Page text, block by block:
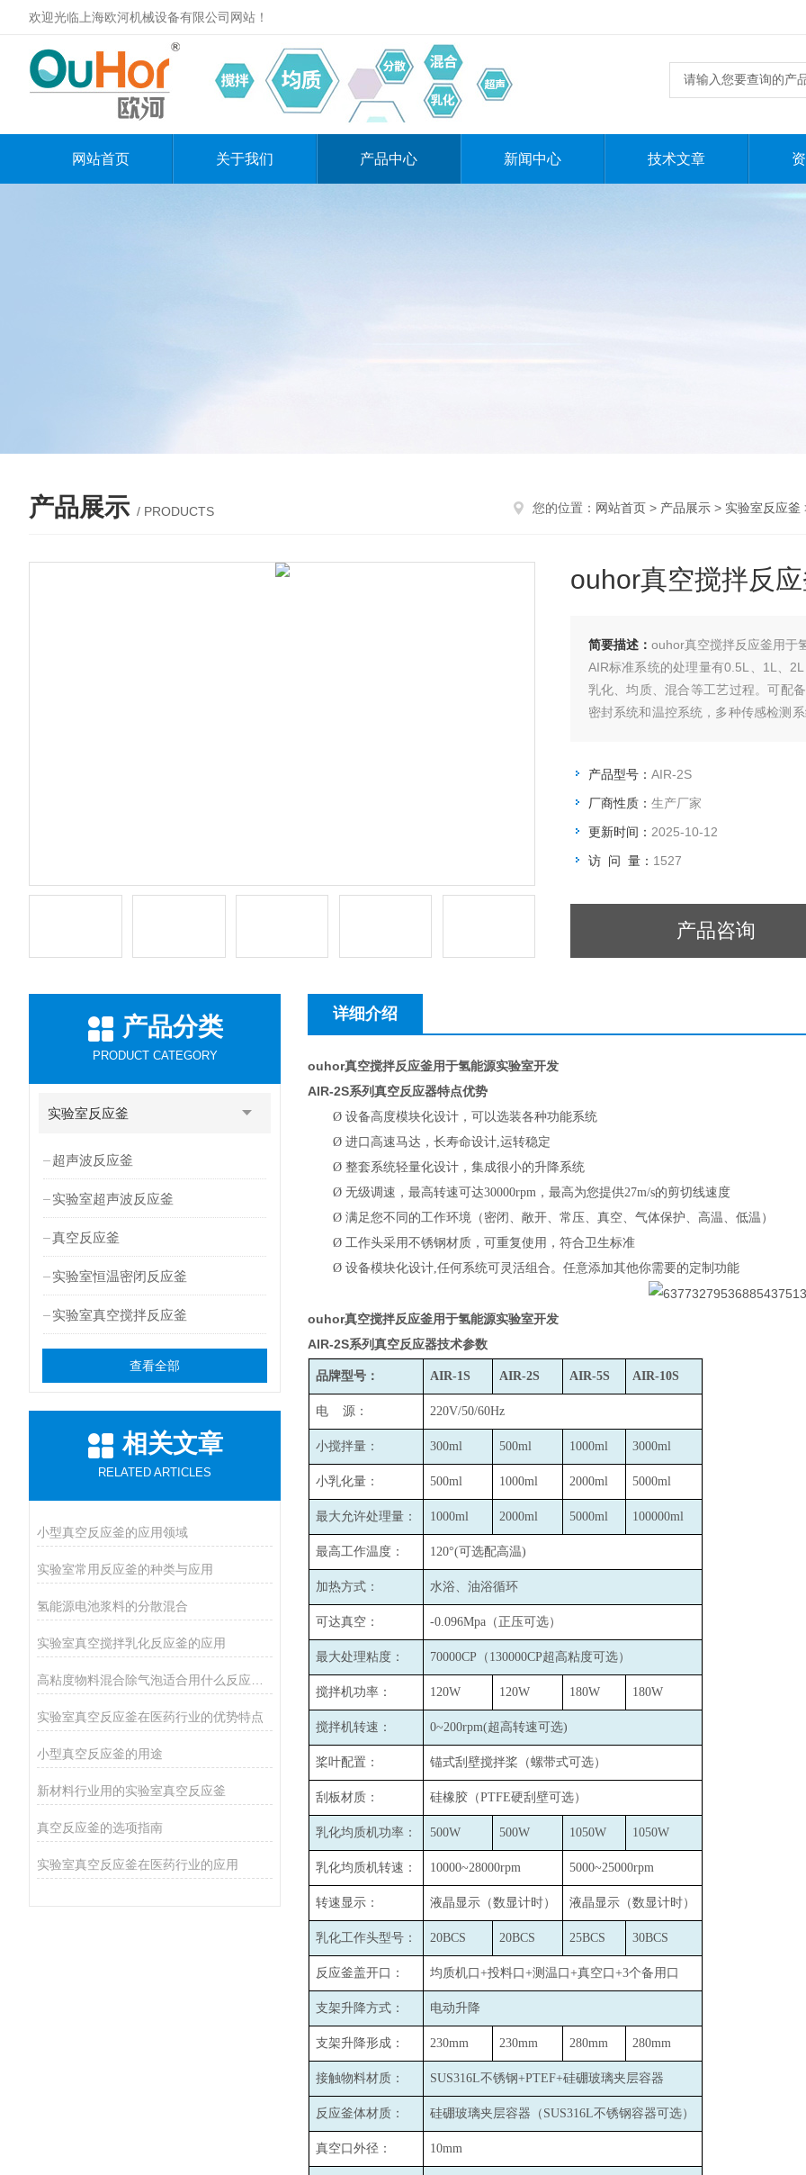
欢迎光临上海欧河机械设备有限公司网站！
网站首页 关于我们 产品中心 新闻中心 技术文章
产品展示 / PRODUCTS 您的位置： 网站首页 > 产品展示 > 实验室反应釜
ouhor真空搅拌反
简要描述： ouhor真空搅拌反应釜用于
AIR标准系统的处理量有0.5L、1L、
乳化、均质、混合等工艺过程。可配
密封系统和温控系统，多种传感检测
产品型号： AIR-2S
厂商性质： 生产厂家
更新时间： 2025-10-12
访 问 量： 1527
产品咨询
产品分类
PRODUCT CATEGORY
实验室反应釜
超声波反应釜
实验室超声波反应釜
真空反应釜
实验室恒温密闭反应釜
实验室真空搅拌反应釜
查看全部
相关文章
RELATED ARTICLES
小型真空反应釜的应用领域
实验室常用反应釜的种类与应用
氢能源电池浆料的分散混合
实验室真空搅拌乳化反应釜的应用
实验室真空反应釜在医药行业的优势特点
小型真空反应釜的用途
新材料行业用的实验室真空反应釜
真空反应釜的选项指南
实验室真空反应釜在医药行业的应用
详细介绍
ouhor真空搅拌反应釜用于氢能源实验室开发
AIR-2S系列真空反应器特点优势
Ø 设备高度模块化设计，可以选装各种功能系统
Ø 进口高速马达，长寿命设计,运转稳定
Ø 整套系统轻量化设计，集成很小的升降系统
Ø 无级调速，最高转速可达30000rpm，最高为您提供27m/s的剪切线速度
Ø 满足您不同的工作环境（密闭、敞开、常压、真空、气体保护、高温、低温）
Ø 工作头采用不锈钢材质，可重复使用，符合卫生标准
Ø 设备模块化设计,任何系统可灵活组合。任意添加其他你需要的定制功能
ouhor真空搅拌反应釜用于氢能源实验室开发
AIR-2S系列真空反应器技术参数
品牌型号： AIR-1S AIR-2S AIR-5S AIR-10S
电 源： 220V/50/60Hz
小搅拌量： 300ml 500ml 1000ml 3000ml
小乳化量： 500ml 1000ml 2000ml 5000ml
最大允许处理量： 1000ml 2000ml 5000ml 100000ml
最高工作温度： 120°(可选配高温)
加热方式： 水浴、油浴循环
可达真空： -0.096Mpa （正压可选）
最大处理粘度： 70000CP （130000CP超高粘度可选）
搅拌机功率： 120W 120W 180W 180W
搅拌机转速： 0~200rpm(超高转速可选)
桨叶配置： 锚式刮壁搅拌桨（螺带式可选）
刮板材质： 硅橡胶（PTFE硬刮壁可选）
乳化均质机功率： 500W 500W 1050W 1050W
乳化均质机转速： 10000~28000rpm 5000~25000rpm
转速显示： 液晶显示（数显计时） 液晶显示（数显计时）
乳化工作头型号： 20BCS 20BCS 25BCS 30BCS
反应釜盖开口： 均质机口+投料口+测温口+真空口+3个备用口
支架升降方式： 电动升降
支架升降形成： 230mm 230mm 280mm 280mm
接触物料材质： SUS316L不锈钢+PTEF+硅硼玻璃夹层容器
反应釜体材质： 硅硼玻璃夹层容器（SUS316L不锈钢容器可选）
真空口外径： 10mm